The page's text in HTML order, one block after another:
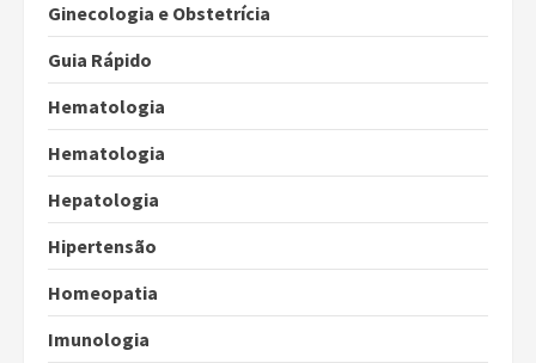
Ginecologia e Obstetrícia
Guia Rápido
Hematologia
Hematologia
Hepatologia
Hipertensão
Homeopatia
Imunologia